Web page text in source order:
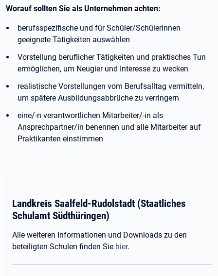
Worauf sollten Sie als Unternehmen achten:
berufsspezifische und für Schüler/Schülerinnen
geeignete Tätigkeiten auswählen
Vorstellung beruflicher Tätigkeiten und praktisches Tun
ermöglichen, um Neugier und Interesse zu wecken
realistische Vorstellungen vom Berufsalltag vermitteln,
um spätere Ausbildungsabbrüche zu verringern
eine/-n verantwortlichen Mitarbeiter/-in als
Ansprechpartner/in benennen und alle Mitarbeiter auf
Praktikanten einstimmen
Landkreis Saalfeld-Rudolstadt (Staatliches
Schulamt Südthüringen)
Alle weiteren Informationen und Downloads zu den
beteiligten Schulen finden Sie hier.